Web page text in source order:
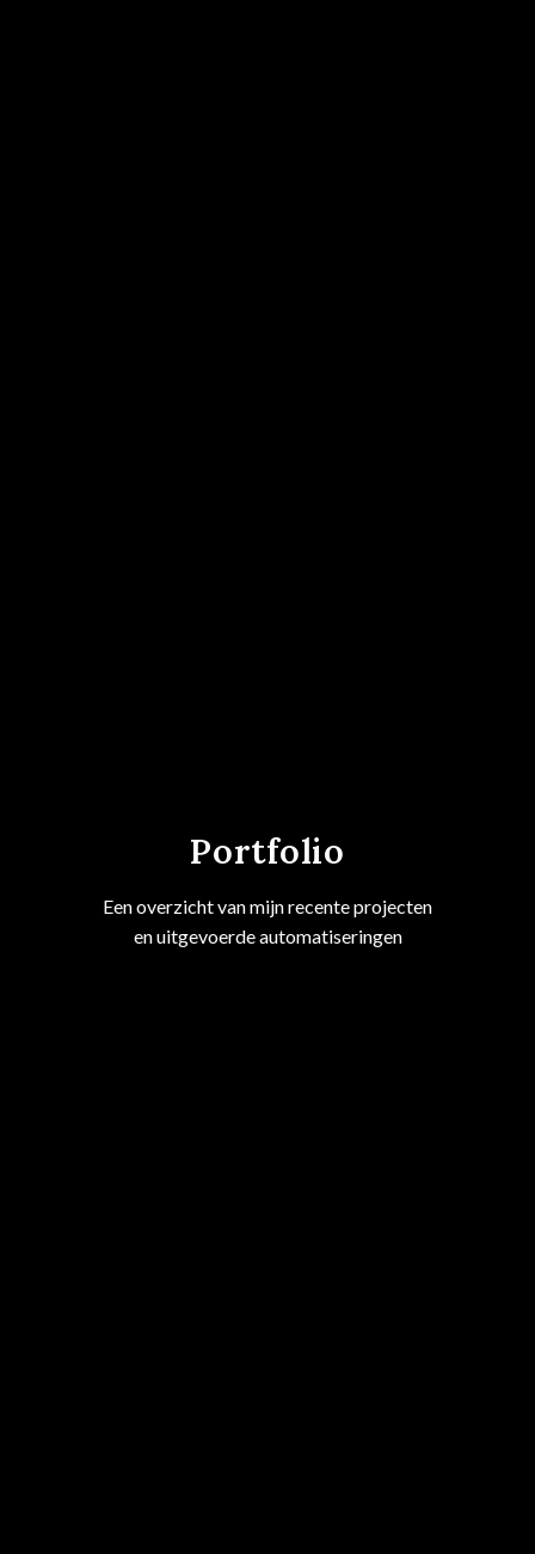
Portfolio
Een overzicht van mijn recente projecten
en uitgevoerde automatiseringen